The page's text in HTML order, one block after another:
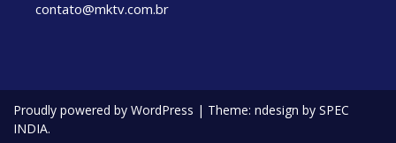
contato@mktv.com.br
Proudly powered by WordPress | Theme: ndesign by SPEC
INDIA.